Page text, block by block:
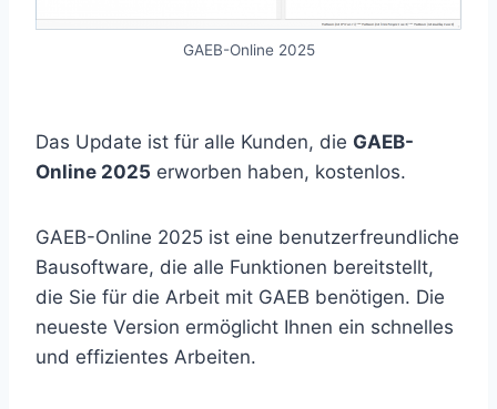
GAEB-Online 2025
Das Update ist für alle Kunden, die GAEB-
Online 2025 erworben haben, kostenlos.
GAEB-Online 2025 ist eine benutzerfreundliche
Bausoftware, die alle Funktionen bereitstellt,
die Sie für die Arbeit mit GAEB benötigen. Die
neueste Version ermöglicht Ihnen ein schnelles
und effizientes Arbeiten.